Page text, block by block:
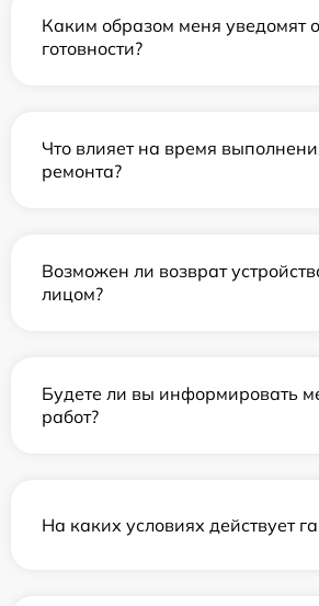
Каким образом меня уведомят о
готовности?
Что влияет на время
ремонта?
Возможен ли возврат
лицом?
Будете ли вы информировать
работ?
На каких условиях действует